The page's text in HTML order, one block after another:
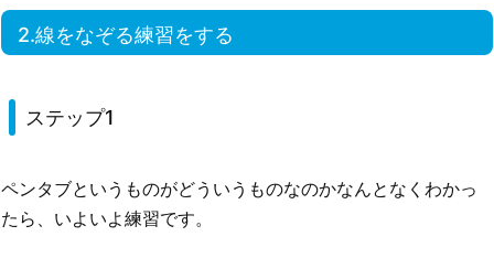
2.線をなぞる練習をする
ステップ1
ペンタブというものがどういうものなのかなんとなくわかっ
たら、いよいよ練習です。